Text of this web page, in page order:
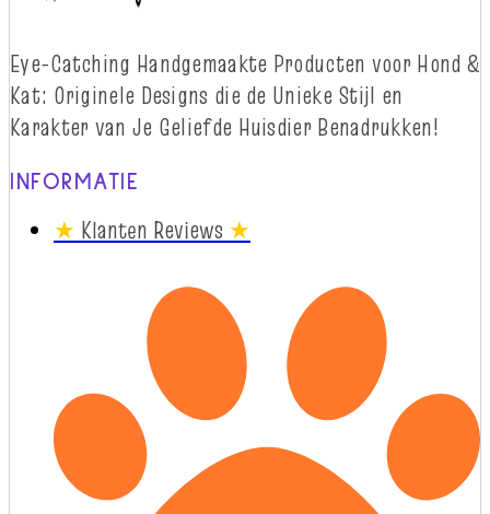
Eye-Catching Handgemaakte Producten voor Hond &
Kat: Originele Designs die de Unieke Stijl en
Karakter van Je Geliefde Huisdier Benadrukken!
INFORMATIE
★ Klanten Reviews ★